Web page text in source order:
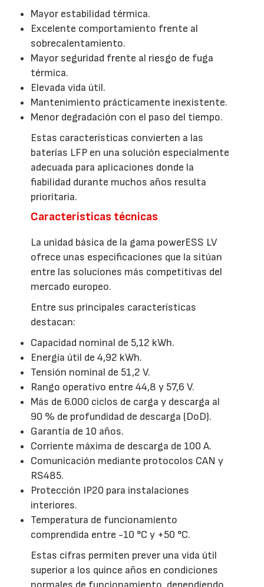
Mayor estabilidad térmica.
Excelente comportamiento frente al
sobrecalentamiento.
Mayor seguridad frente al riesgo de fuga
térmica.
Elevada vida útil.
Mantenimiento prácticamente inexistente.
Menor degradación con el paso del tiempo.
Estas características convierten a las
baterías LFP en una solución especialmente
adecuada para aplicaciones donde la
fiabilidad durante muchos años resulta
prioritaria.
Características técnicas
La unidad básica de la gama powerESS LV
ofrece unas especificaciones que la sitúan
entre las soluciones más competitivas del
mercado europeo.
Entre sus principales características
destacan:
Capacidad nominal de 5,12 kWh.
Energía útil de 4,92 kWh.
Tensión nominal de 51,2 V.
Rango operativo entre 44,8 y 57,6 V.
Más de 6.000 ciclos de carga y descarga al
90 % de profundidad de descarga (DoD).
Garantía de 10 años.
Corriente máxima de descarga de 100 A.
Comunicación mediante protocolos CAN y
RS485.
Protección IP20 para instalaciones
interiores.
Temperatura de funcionamiento
comprendida entre -10 °C y +50 °C.
Estas cifras permiten prever una vida útil
superior a los quince años en condiciones